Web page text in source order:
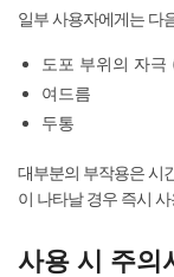
일부 사용자에게는 다
도포 부위의 자
여드름
두통
대부분의 부작용은 시
이 나타날 경우 즉시
사용 시 주의